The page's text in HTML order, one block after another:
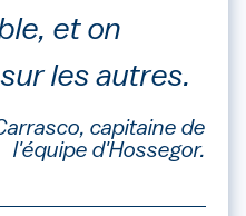
et on
les autres.
capitaine de
l'équipe d'Hossegor.